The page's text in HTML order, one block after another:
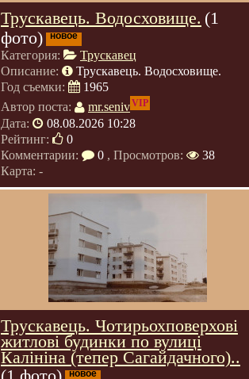
Трускавець. Водосховище. (1
фото)
новое
Категория:
Трускавец
Описание:
Трускавець. Водосховище.
Год съемки:
1965
Автор поста:
mr.senivVIP
Дата:
08.08.2026 10:28
Рейтинг:
0
Комментарии:
0 , Просмотров:
38
Карта: -
Трускавець. Чотирьохповерхові
житлові будинки по вулиці
Калініна (тепер Сагайдачного)..
новое